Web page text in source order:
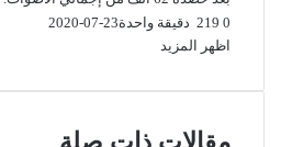
2020-07-23
0
دقيقة واحدة
اظهر المزيد